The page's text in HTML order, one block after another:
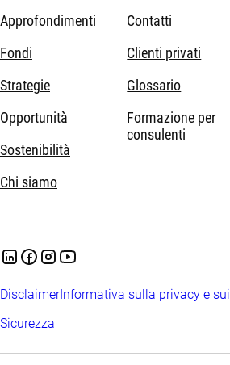
Approfondimenti
Fondi
Strategie
Opportunità
Sostenibilità
Chi siamo
Contatti
Clienti privati
Glossario
Formazione per
consulenti
DisclaimerInformativa sulla privacy e
Sicurezza